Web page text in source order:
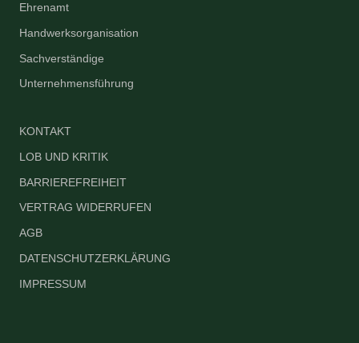
Ehrenamt
Handwerksorganisation
Sachverständige
Unternehmensführung
KONTAKT
LOB UND KRITIK
BARRIEREFREIHEIT
VERTRAG WIDERRUFEN
AGB
DATENSCHUTZERKLÄRUNG
IMPRESSUM